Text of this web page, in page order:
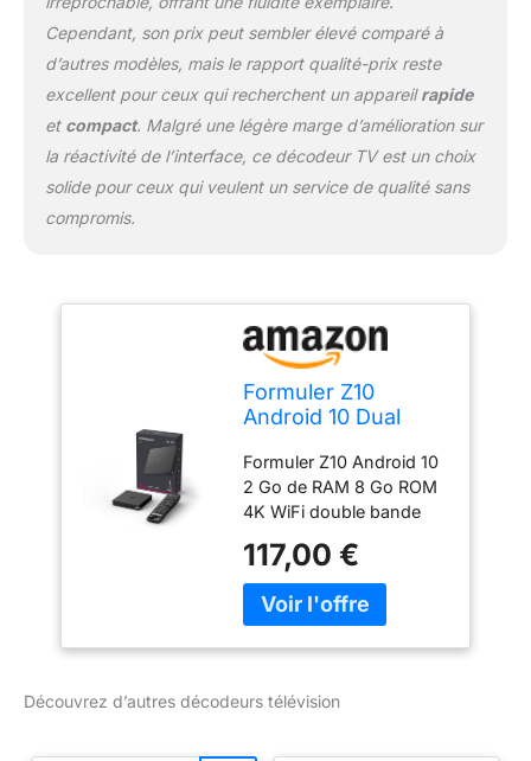
Cependant, son prix peut sembler élevé comparé à
d’autres modèles, mais le rapport qualité-prix reste
excellent pour ceux qui recherchent un appareilrapide
et compact. Malgré une légère marge d’amélioration sur
la réactivité de l’interface, ce décodeur TV est un choix
solide pour ceux qui veulent un service de qualité sans
compromis.
Formuler Z10
Android 10 Dual
8GB ROM 4K
Formuler Z10 Android 10
2 Go de RAM 8 Go ROM
4K WiFi double bande
HDR 10
117,00 €
Découvrez d’autres décodeurs télévision